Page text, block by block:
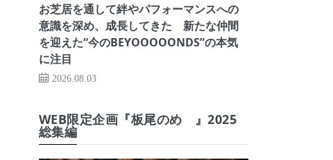
お芝居を通して絆やパフォーマンスへの
意識を深め、成長してきた 新たな仲間
を迎えた“今のBEYOOOOONDS”の本気
に注目
2026.08.03
WEB限定企画『板尾のめ゙』2025
総集編